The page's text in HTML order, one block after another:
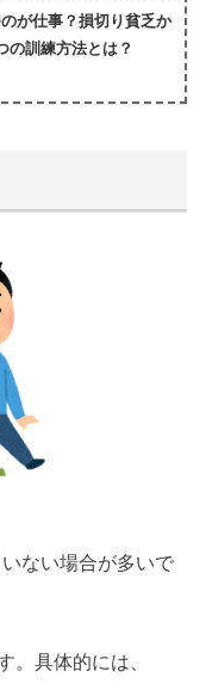
が仕事？損切り貧乏か
の訓練方法とは？
ない場合が多いで
。具体的には、